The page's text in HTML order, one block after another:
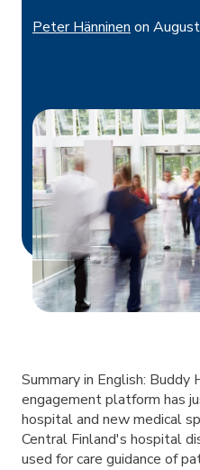
Peter Hänninen on
Summary in English:
engagement platform has
hospital and new medical
Central Finland's hospital
used for care guidance of